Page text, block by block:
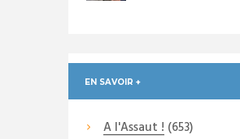
EN SAVOIR +
A l'Assaut ! (653)